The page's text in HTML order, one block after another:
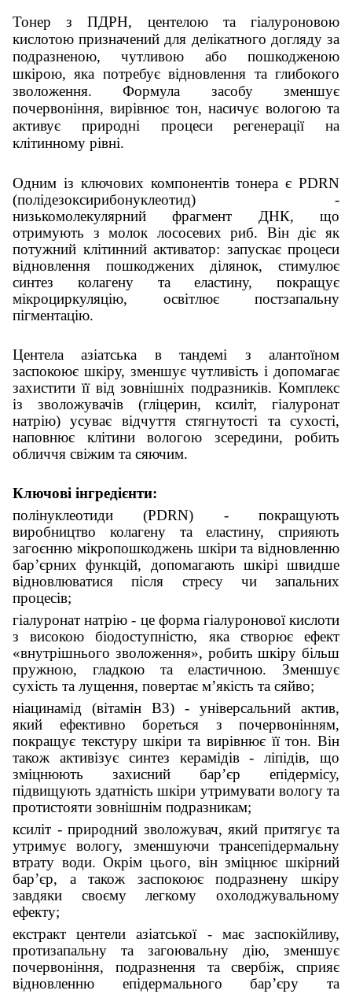
Тонер з ПДРН, центелою та гіалуроновою
кислотою призначений для делікатного догляду за
подразненою, чутливою або пошкодженою
шкірою, яка потребує відновлення та глибокого
зволоження. Формула засобу зменшує
почервоніння, вирівнює тон, насичує вологою та
активує природні процеси регенерації на
клітинному рівні.
Одним із ключових компонентів тонера є PDRN
(полідезоксирибонуклеотид) -
низькомолекулярний фрагмент ДНК, що
отримують з молок лососевих риб. Він діє як
потужний клітинний активатор: запускає процеси
відновлення пошкоджених ділянок, стимулює
синтез колагену та еластину, покращує
мікроциркуляцію, освітлює постзапальну
пігментацію.
Центела азіатська в тандемі з алантоїном
заспокоює шкіру, зменшує чутливість і допомагає
захистити її від зовнішніх подразників. Комплекс
із зволожувачів (гліцерин, ксиліт, гіалуронат
натрію) усуває відчуття стягнутості та сухості,
наповнює клітини вологою зсередини, робить
обличчя свіжим та сяючим.
Ключові інгредієнти:
полінуклеотиди (PDRN) - покращують
виробництво колагену та еластину, сприяють
загоєнню мікропошкоджень шкіри та відновленню
бар’єрних функцій, допомагають шкірі швидше
відновлюватися після стресу чи запальних
процесів;
гіалуронат натрію - це форма гіалуронової кислоти
з високою біодоступністю, яка створює ефект
«внутрішнього зволоження», робить шкіру більш
пружною, гладкою та еластичною. Зменшує
сухість та лущення, повертає м’якість та сяйво;
ніацинамід (вітамін B3) - універсальний актив,
який ефективно бореться з почервонінням,
покращує текстуру шкіри та вирівнює її тон. Він
також активізує синтез керамідів - ліпідів, що
зміцнюють захисний бар’єр епідермісу,
підвищують здатність шкіри утримувати вологу та
протистояти зовнішнім подразникам;
ксиліт - природний зволожувач, який притягує та
утримує вологу, зменшуючи трансепідермальну
втрату води. Окрім цього, він зміцнює шкірний
бар’єр, а також заспокоює подразнену шкіру
завдяки своєму легкому охолоджувальному
ефекту;
екстракт центели азіатської - має заспокійливу,
протизапальну та загоювальну дію, зменшує
почервоніння, подразнення та свербіж, сприяє
відновленню епідермального барʼєру та